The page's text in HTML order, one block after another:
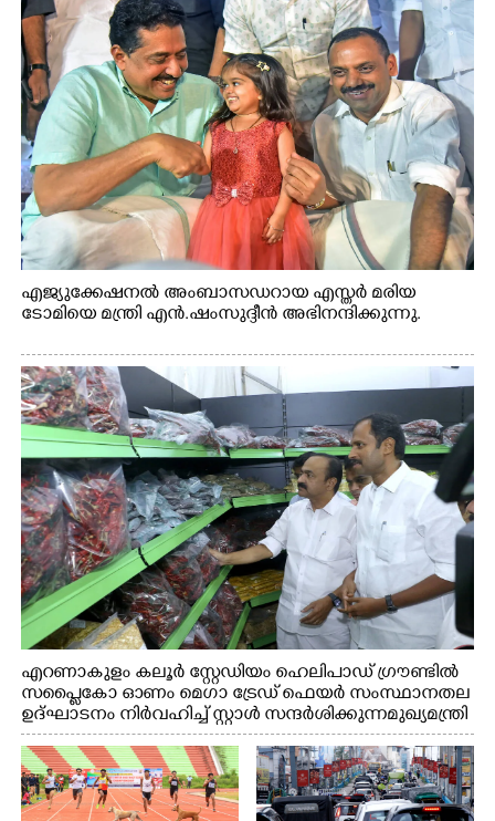
എജ്യുക്കേഷനൽ അംബാസഡറായ എസ്തർ മരിയ
ടോമിയെ മന്ത്രി എൻ.ഷംസുദ്ദീൻ അഭിനന്ദിക്കുന്നു.
എറണാകുളം കലൂർ സ്റ്റേഡിയം ഹെലിപാഡ് ഗ്രൗണ്ടിൽ
സപ്ളൈകോ ഓണം മെഗാ ട്രേഡ് ഫെയർ സംസ്ഥാനതല
ഉദ്ഘാടനം നിർവഹിച്ച് സ്റ്റാൾ സന്ദർശിക്കുന്ന മുഖ്യമന്ത്രി
വി.ഡി. സതീശൻ. മന്ത്രി അനൂപ് ജേക്കബ് സമീപം